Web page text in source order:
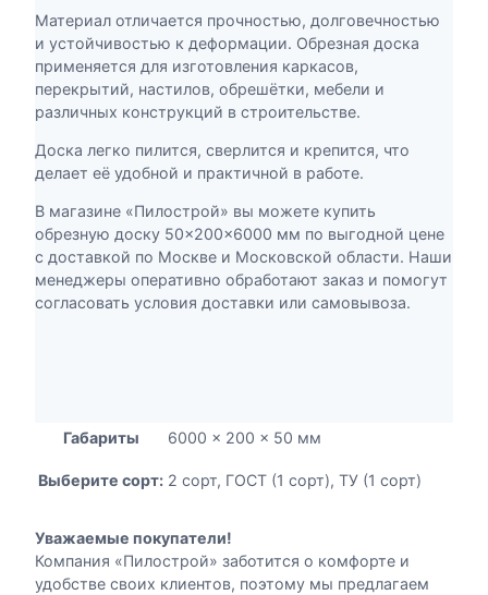
0
,
0
0
₽
с
р
е
з
а
я
5
0
×
0
м
Материал отличается прочностью, долговечностью
и устойчивостью к деформации. Обрезная доска
применяется для изготовления каркасов,
перекрытий, настилов, обрешётки, мебели и
различных конструкций в строительстве.
Доска легко пилится, сверлится и крепится, что
делает её удобной и практичной в работе.
В магазине «Пилострой» вы можете купить
обрезную доску 50×200×6000 мм по выгодной цене
с доставкой по Москве и Московской области. Наши
менеджеры оперативно обработают заказ и помогут
согласовать условия доставки или самовывоза.
Габариты 6000 × 200 × 50 мм
Выберите сорт: 2 сорт, ГОСТ (1 сорт), ТУ (1 сорт)
Уважаемые покупатели!
Компания «Пилострой» заботится о комфорте и
удобстве своих клиентов, поэтому мы предлагаем